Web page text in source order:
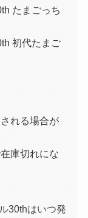
たまごっち
初代たまご
れる場合が
庫切れにな
30thはいつ発